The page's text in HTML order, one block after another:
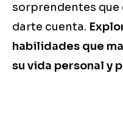
sorprendentes que
darte cuenta.
habilidades que
su vida personal y